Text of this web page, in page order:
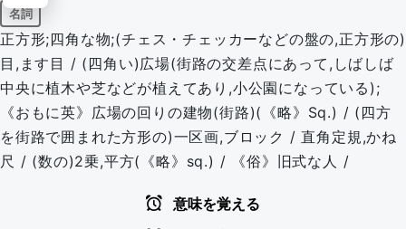
名詞
正方形;四角な物;(チェス・チェッカーなどの盤の,正方形の)
目,ます目 / (四角い)広場(街路の交差点にあって,しばしば
中央に植木や芝などが植えてあり,小公園になっている);
《おもに英》広場の回りの建物(街路)(《略》Sq.) / (四方
を街路で囲まれた方形の)一区画,ブロック / 直角定規,かね
尺 / (数の)2乗,平方(《略》sq.) / 《俗》旧式な人 /
意味を覚える